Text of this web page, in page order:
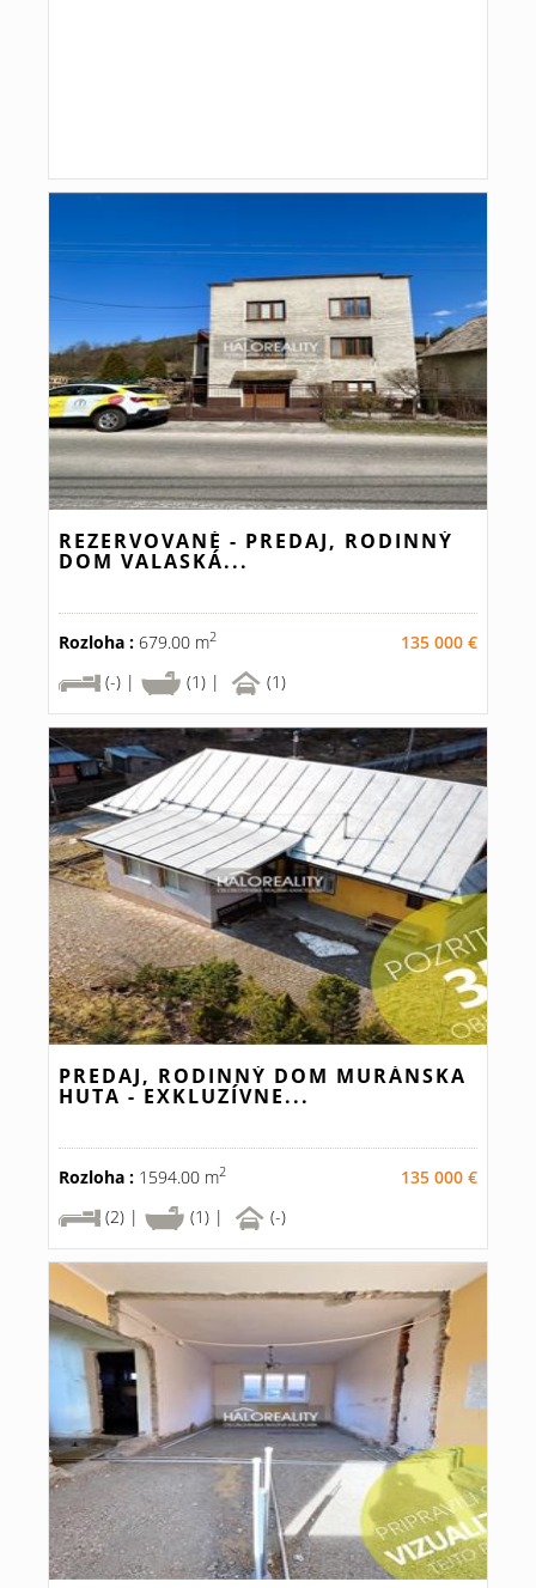
REZERVOVANÉ - PREDAJ, RODINNÝ
DOM VALASKÁ...
Rozloha : 679.00 m2
135 000 €
(-) |
(1) | (1)
PREDAJ, RODINNÝ DOM MURÁNSKA
HUTA - EXKLUZÍVNE...
Rozloha : 1594.00 m2
135 000 €
(2) |
(1) | (-)